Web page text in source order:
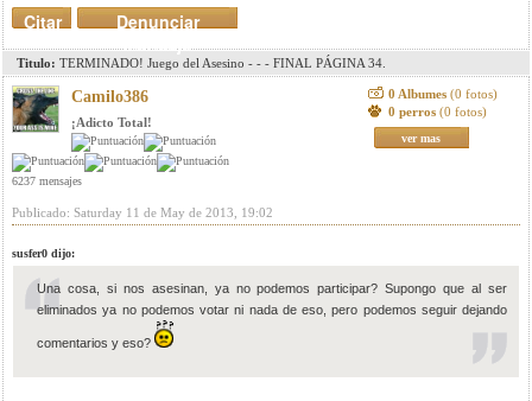
Denunciar
mensaje
Citar
Titulo: TERMINADO! Juego del Asesino - - - FINAL PÁGINA 34.
Camilo386
¡Adicto Total!
6237 mensajes
0 Albumes (0 fotos)
0 perros (0 fotos)
ver mas
Publicado: Saturday 11 de May de 2013, 19:02
susfer0 dijo:
Una cosa, si nos asesinan, ya no podemos participar? Supongo que al ser
eliminados ya no podemos votar ni nada de eso, pero podemos seguir dejando
comentarios y eso?